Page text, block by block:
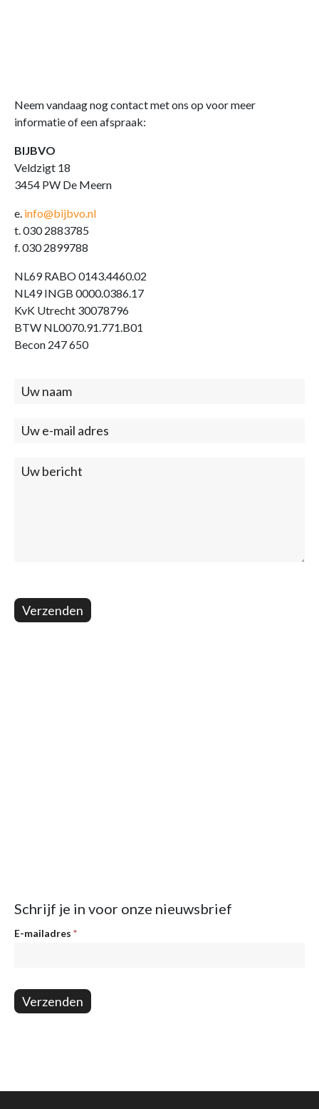
Neem vandaag nog contact met ons op voor meer
informatie of een afspraak:
BIJBVO
Veldzigt 18
3454 PW De Meern
e. info@bijbvo.nl
t. 030 2883785
f. 030 2899788
NL69 RABO 0143.4460.02
NL49 INGB 0000.0386.17
KvK Utrecht 30078796
BTW NL0070.91.771.B01
Becon 247 650
Contact
Verzenden
Schrijf je in voor onze nieuwsbrief
Nieuwsbrief
E-mailadres *
Verzenden